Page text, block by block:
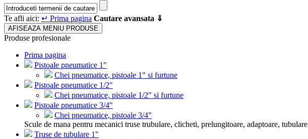
Te afli aici: ↵ Prima pagina Cautare avansata ⇓
AFISEAZA MENIU PRODUSE
Produse profesionale
Prima pagina
Pistoale pneumatice 1"
Chei pneumatice, pistoale 1" si furtune
Pistoale pneumatice 1/2"
Chei pneumatice, pistoale 1/2" si furtune
Pistoale pneumatice 3/4"
Chei pneumatice, pistoale 3/4"
Scule de mana pentru mecanici truse trubulare, clicheti, prelungitoare, adaptoare, tubulare
Truse de tubulare 1"